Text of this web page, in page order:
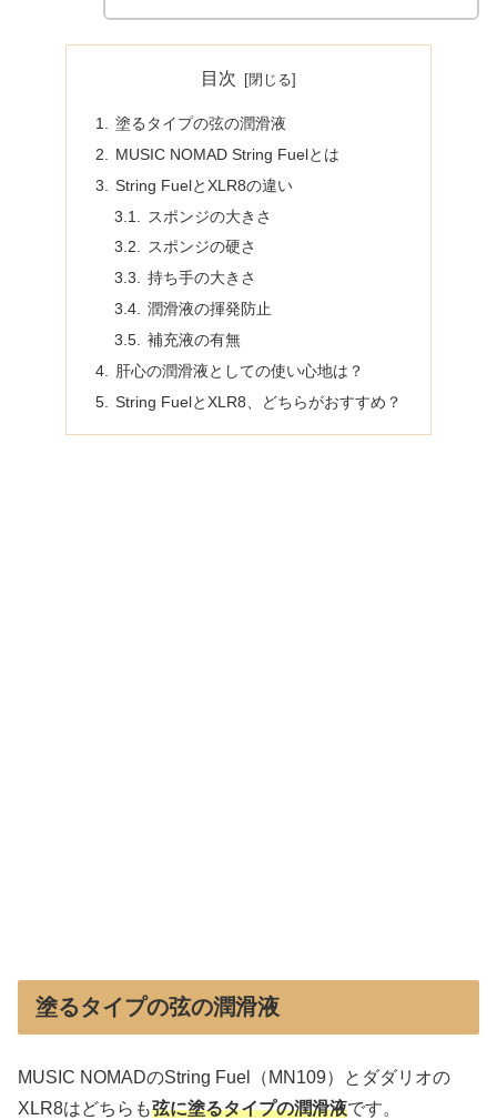
目次
塗るタイプの弦の潤滑液
MUSIC NOMAD String Fuelとは
String FuelとXLR8の違い
スポンジの大きさ
スポンジの硬さ
持ち手の大きさ
潤滑液の揮発防止
補充液の有無
肝心の潤滑液としての使い心地は？
String FuelとXLR8、どちらがおすすめ？
塗るタイプの弦の潤滑液
MUSIC NOMADのString Fuel（MN109）とダダリオの
XLR8はどちらも弦に塗るタイプの潤滑液です。